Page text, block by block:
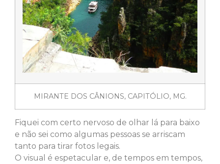
MIRANTE DOS CÂNIONS, CAPITÓLIO, MG.
Fiquei com certo nervoso de olhar lá para baixo
e não sei como algumas pessoas se arriscam
tanto para tirar fotos legais.
O visual é espetacular e, de tempos em tempos,